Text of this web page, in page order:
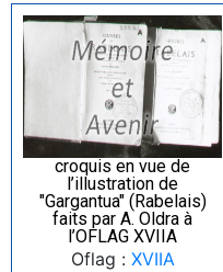
croquis en vue de
l’illustration de
"Gargantua" (Rabelais)
faits par A. Oldra à
l’OFLAG XVIIA
Oflag : XVIIA